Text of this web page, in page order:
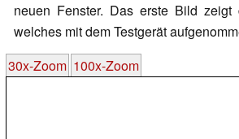
neuen Fenster. Das erste Bild zeigt
welches mit dem Testgerät
30x-Zoom 100x-Zoom